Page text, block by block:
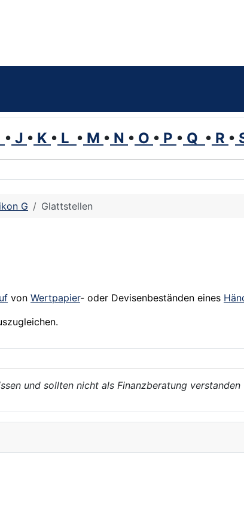
• J • K • L • M • N • O • P • Q • R •
G Glattstellen
von Wertpapier- oder Devisenbeständen eines
und sollten nicht als Finanzberatung verstanden